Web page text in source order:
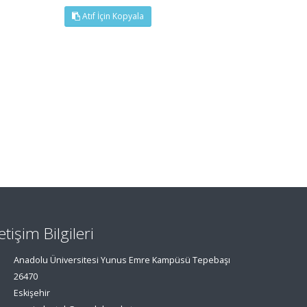
Atıf İçin Kopyala
Bilgileri
Anadolu Üniversitesi Yunus Emre Kampüsü Tepebaşı
26470
Eskişehir